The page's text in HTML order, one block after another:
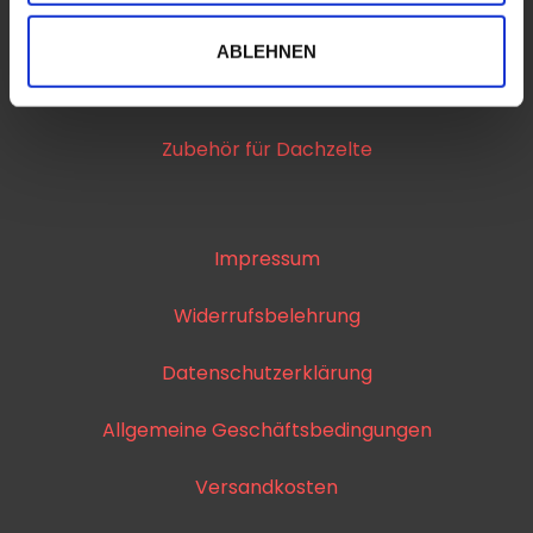
ABLEHNEN
Relingträger
Zubehör für Dachzelte
Impressum
Widerrufsbelehrung
Datenschutzerklärung
Allgemeine Geschäftsbedingungen
Versandkosten